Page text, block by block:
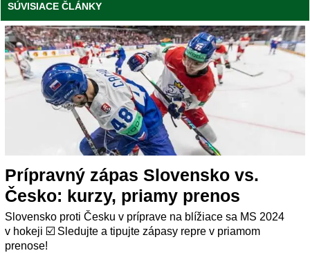
SÚVISIACE ČLÁNKY
Prípravný zápas Slovensko vs.
Česko: kurzy, priamy prenos
Slovensko proti Česku v príprave na blížiace sa MS 2024
v hokeji ☑️ Sledujte a tipujte zápasy repre v priamom
prenose!